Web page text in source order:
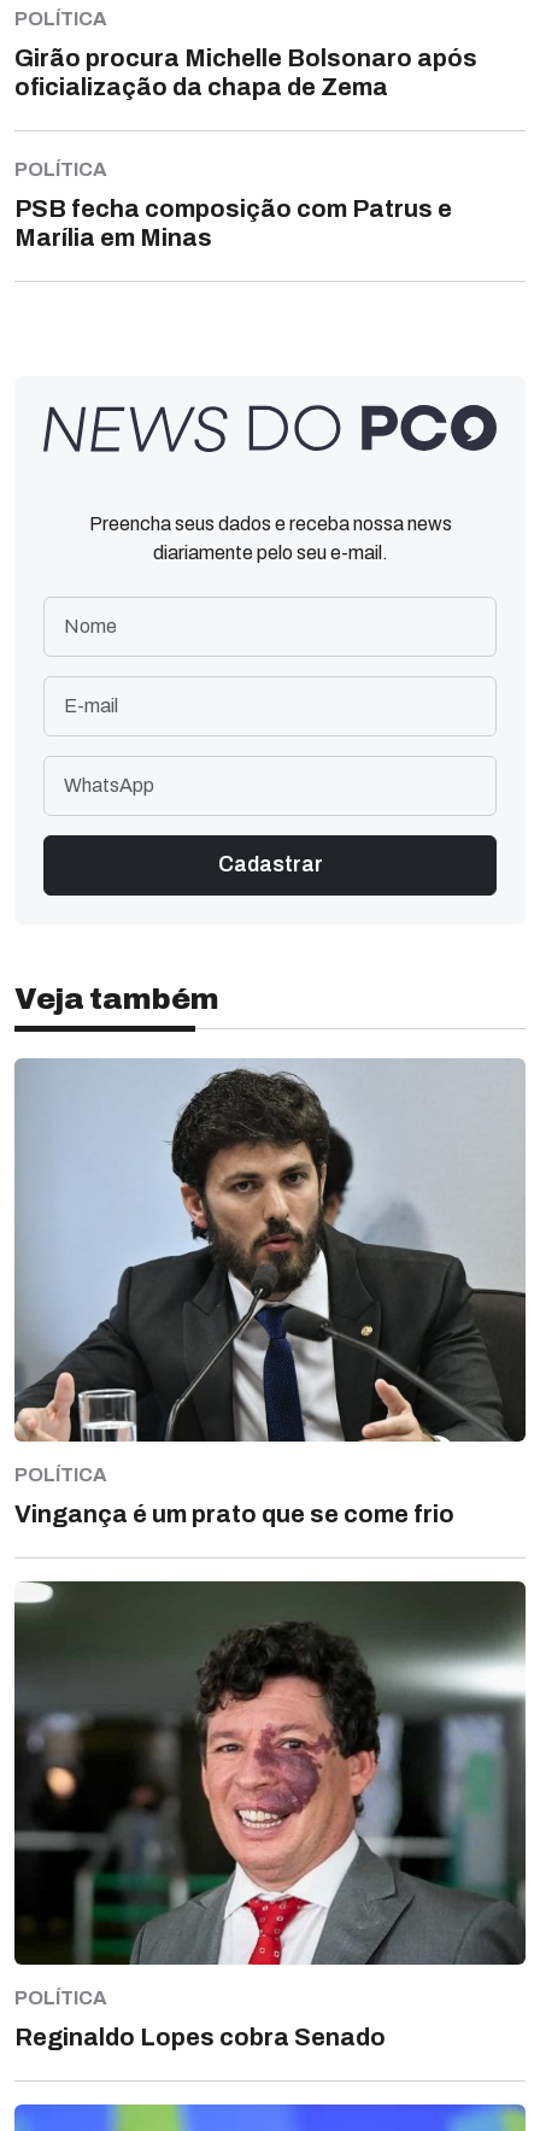
POLÍTICA
Girão procura Michelle Bolsonaro após
oficialização da chapa de Zema
POLÍTICA
PSB fecha composição com Patrus e
Marília em Minas
Preencha seus dados e receba nossa news
diariamente pelo seu e-mail.
Veja também
POLÍTICA
Vingança é um prato que se come frio
POLÍTICA
Reginaldo Lopes cobra Senado